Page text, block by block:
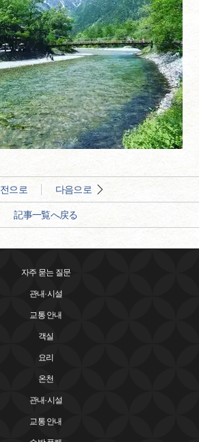
전으로 다음으로
記事一覧へ戻る
자주 묻는 질문
관내·시설
교통 안내
객실
요리
온천
관내·시설
교통 안내